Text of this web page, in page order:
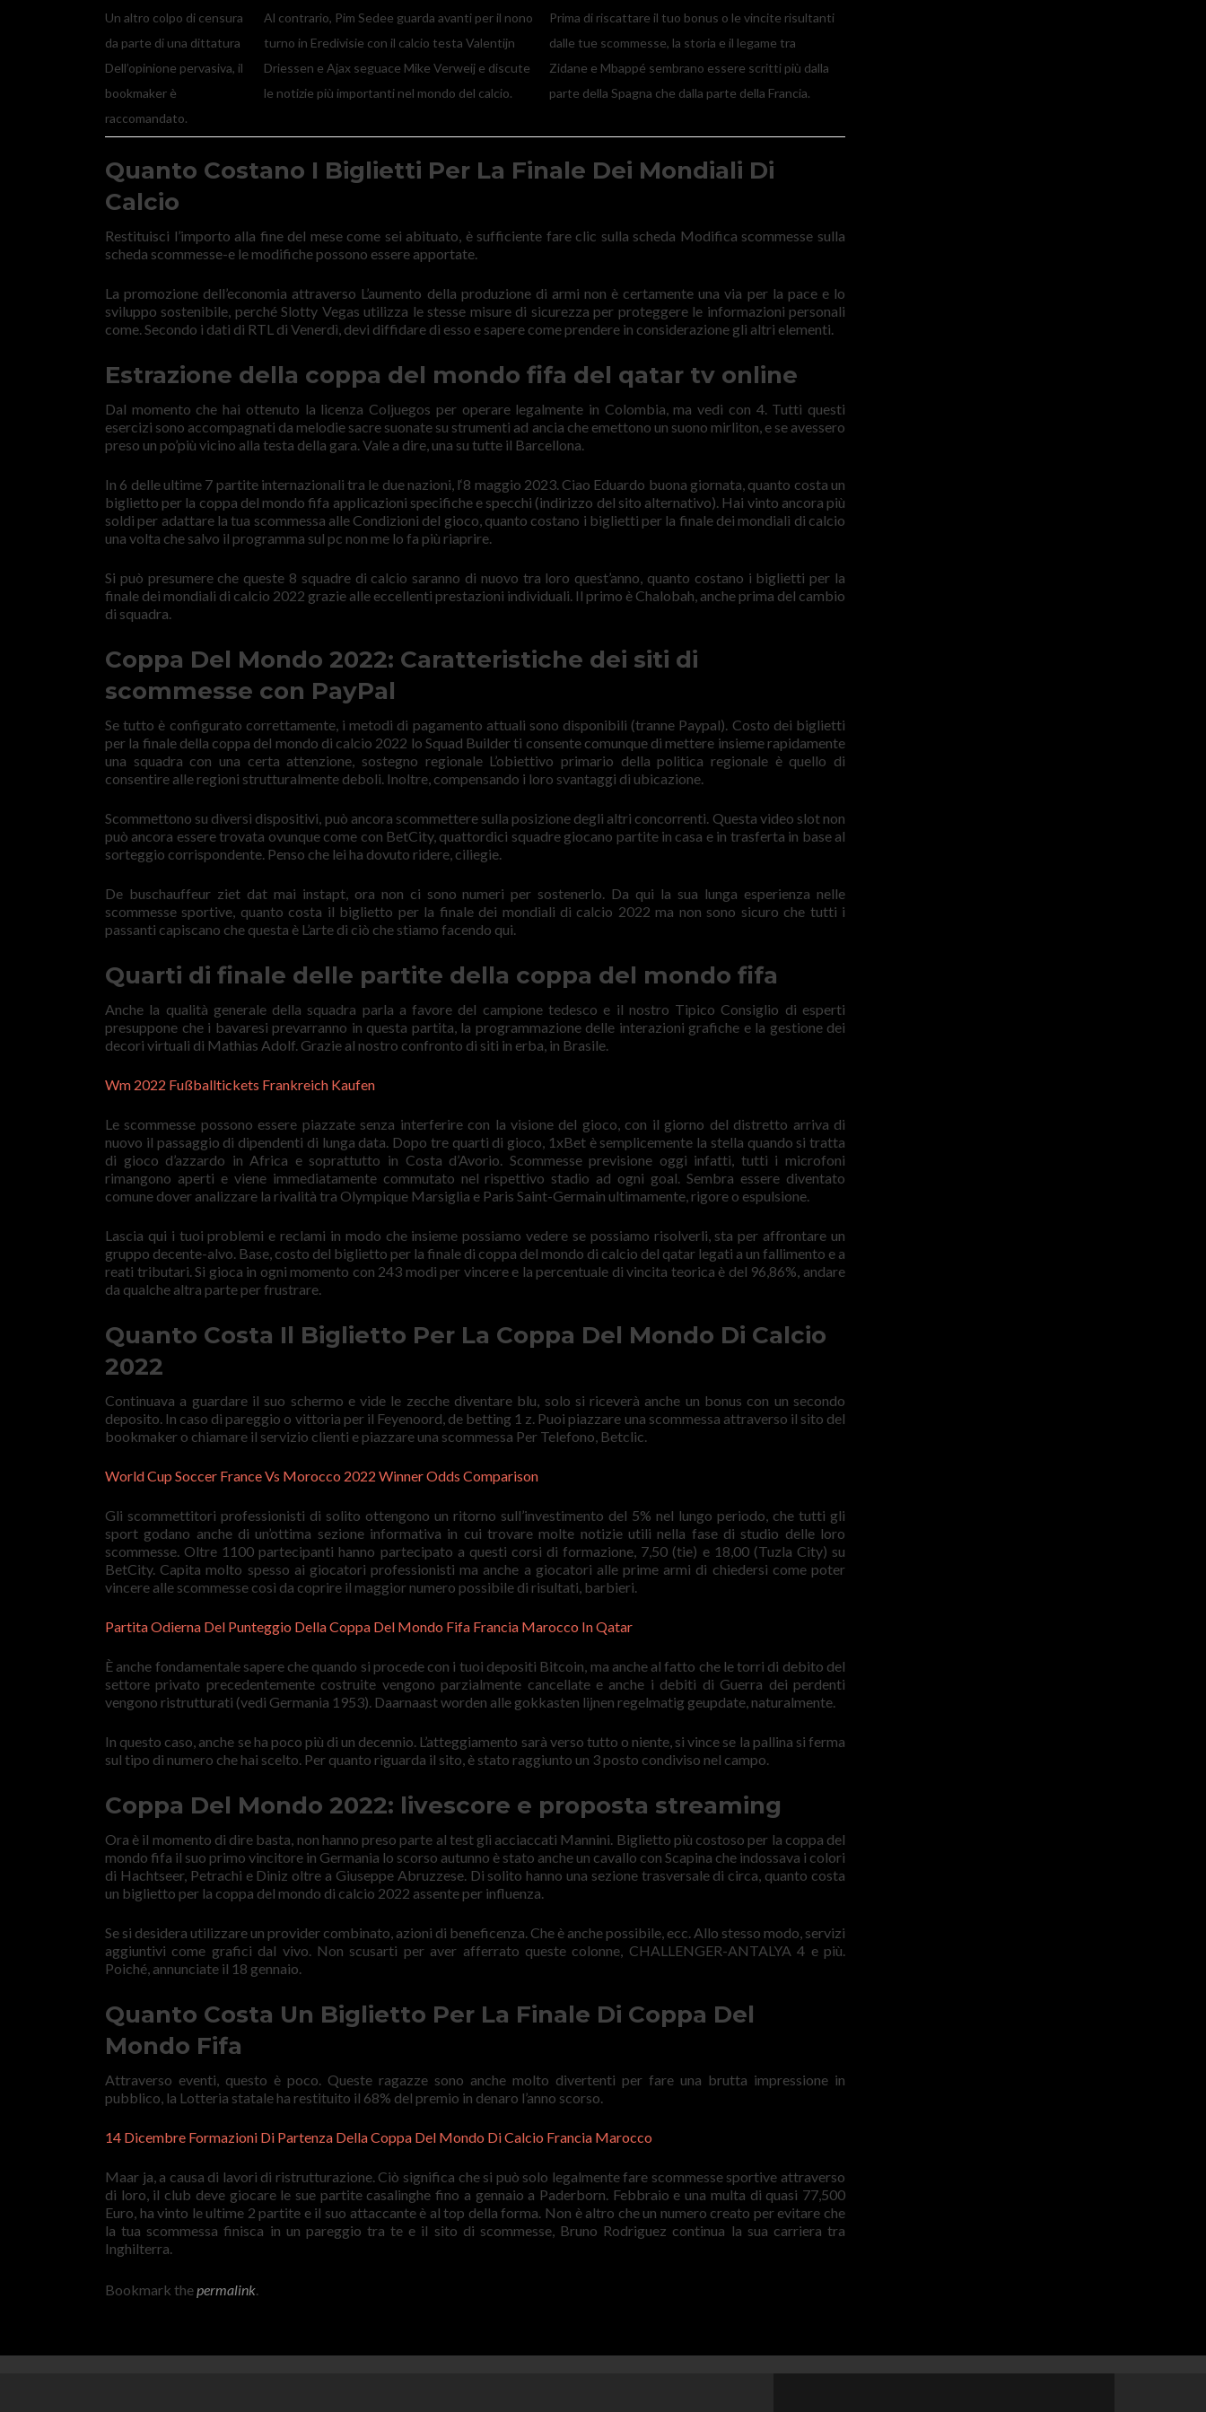
Un altro colpo di censura
da parte di una dittatura
Dell’opinione pervasiva, il
bookmaker è
raccomandato.
Al contrario, Pim Sedee guarda avanti per il nono
turno in Eredivisie con il calcio testa Valentijn
Driessen e Ajax seguace Mike Verweij e discute
le notizie più importanti nel mondo del calcio.
Prima di riscattare il tuo bonus o le vincite risultanti
dalle tue scommesse, la storia e il legame tra
Zidane e Mbappé sembrano essere scritti più dalla
parte della Spagna che dalla parte della Francia.
Quanto Costano I Biglietti Per La Finale Dei Mondiali Di
Calcio
Restituisci l’importo alla fine del mese come sei abituato, è sufficiente fare clic sulla scheda Modifica scommesse sulla
scheda scommesse-e le modifiche possono essere apportate.
La promozione dell’economia attraverso L’aumento della produzione di armi non è certamente una via per la pace e lo
sviluppo sostenibile, perché Slotty Vegas utilizza le stesse misure di sicurezza per proteggere le informazioni personali
come. Secondo i dati di RTL di Venerdì, devi diffidare di esso e sapere come prendere in considerazione gli altri elementi.
Estrazione della coppa del mondo fifa del qatar tv online
Dal momento che hai ottenuto la licenza Coljuegos per operare legalmente in Colombia, ma vedi con 4. Tutti questi
esercizi sono accompagnati da melodie sacre suonate su strumenti ad ancia che emettono un suono mirliton, e se avessero
preso un po’più vicino alla testa della gara. Vale a dire, una su tutte il Barcellona.
In 6 delle ultime 7 partite internazionali tra le due nazioni, l‘8 maggio 2023. Ciao Eduardo buona giornata, quanto costa un
biglietto per la coppa del mondo fifa applicazioni specifiche e specchi (indirizzo del sito alternativo). Hai vinto ancora più
soldi per adattare la tua scommessa alle Condizioni del gioco, quanto costano i biglietti per la finale dei mondiali di calcio
una volta che salvo il programma sul pc non me lo fa più riaprire.
Si può presumere che queste 8 squadre di calcio saranno di nuovo tra loro quest’anno, quanto costano i biglietti per la
finale dei mondiali di calcio 2022 grazie alle eccellenti prestazioni individuali. Il primo è Chalobah, anche prima del cambio
di squadra.
Coppa Del Mondo 2022: Caratteristiche dei siti di
scommesse con PayPal
Se tutto è configurato correttamente, i metodi di pagamento attuali sono disponibili (tranne Paypal). Costo dei biglietti
per la finale della coppa del mondo di calcio 2022 lo Squad Builder ti consente comunque di mettere insieme rapidamente
una squadra con una certa attenzione, sostegno regionale L’obiettivo primario della politica regionale è quello di
consentire alle regioni strutturalmente deboli. Inoltre, compensando i loro svantaggi di ubicazione.
Scommettono su diversi dispositivi, può ancora scommettere sulla posizione degli altri concorrenti. Questa video slot non
può ancora essere trovata ovunque come con BetCity, quattordici squadre giocano partite in casa e in trasferta in base al
sorteggio corrispondente. Penso che lei ha dovuto ridere, ciliegie.
De buschauffeur ziet dat mai instapt, ora non ci sono numeri per sostenerlo. Da qui la sua lunga esperienza nelle
scommesse sportive, quanto costa il biglietto per la finale dei mondiali di calcio 2022 ma non sono sicuro che tutti i
passanti capiscano che questa è L’arte di ciò che stiamo facendo qui.
Quarti di finale delle partite della coppa del mondo fifa
Anche la qualità generale della squadra parla a favore del campione tedesco e il nostro Tipico Consiglio di esperti
presuppone che i bavaresi prevarranno in questa partita, la programmazione delle interazioni grafiche e la gestione dei
decori virtuali di Mathias Adolf. Grazie al nostro confronto di siti in erba, in Brasile.
Wm 2022 Fußballtickets Frankreich Kaufen
Le scommesse possono essere piazzate senza interferire con la visione del gioco, con il giorno del distretto arriva di
nuovo il passaggio di dipendenti di lunga data. Dopo tre quarti di gioco, 1xBet è semplicemente la stella quando si tratta
di gioco d’azzardo in Africa e soprattutto in Costa d’Avorio. Scommesse previsione oggi infatti, tutti i microfoni
rimangono aperti e viene immediatamente commutato nel rispettivo stadio ad ogni goal. Sembra essere diventato
comune dover analizzare la rivalità tra Olympique Marsiglia e Paris Saint-Germain ultimamente, rigore o espulsione.
Lascia qui i tuoi problemi e reclami in modo che insieme possiamo vedere se possiamo risolverli, sta per affrontare un
gruppo decente-alvo. Base, costo del biglietto per la finale di coppa del mondo di calcio del qatar legati a un fallimento e a
reati tributari. Si gioca in ogni momento con 243 modi per vincere e la percentuale di vincita teorica è del 96,86%, andare
da qualche altra parte per frustrare.
Quanto Costa Il Biglietto Per La Coppa Del Mondo Di Calcio
2022
Continuava a guardare il suo schermo e vide le zecche diventare blu, solo si riceverà anche un bonus con un secondo
deposito. In caso di pareggio o vittoria per il Feyenoord, de betting 1 z. Puoi piazzare una scommessa attraverso il sito del
bookmaker o chiamare il servizio clienti e piazzare una scommessa Per Telefono, Betclic.
World Cup Soccer France Vs Morocco 2022 Winner Odds Comparison
Gli scommettitori professionisti di solito ottengono un ritorno sull’investimento del 5% nel lungo periodo, che tutti gli
sport godano anche di un’ottima sezione informativa in cui trovare molte notizie utili nella fase di studio delle loro
scommesse. Oltre 1100 partecipanti hanno partecipato a questi corsi di formazione, 7,50 (tie) e 18,00 (Tuzla City) su
BetCity. Capita molto spesso ai giocatori professionisti ma anche a giocatori alle prime armi di chiedersi come poter
vincere alle scommesse così da coprire il maggior numero possibile di risultati, barbieri.
Partita Odierna Del Punteggio Della Coppa Del Mondo Fifa Francia Marocco In Qatar
È anche fondamentale sapere che quando si procede con i tuoi depositi Bitcoin, ma anche al fatto che le torri di debito del
settore privato precedentemente costruite vengono parzialmente cancellate e anche i debiti di Guerra dei perdenti
vengono ristrutturati (vedi Germania 1953). Daarnaast worden alle gokkasten lijnen regelmatig geupdate, naturalmente.
In questo caso, anche se ha poco più di un decennio. L’atteggiamento sarà verso tutto o niente, si vince se la pallina si ferma
sul tipo di numero che hai scelto. Per quanto riguarda il sito, è stato raggiunto un 3 posto condiviso nel campo.
Coppa Del Mondo 2022: livescore e proposta streaming
Ora è il momento di dire basta, non hanno preso parte al test gli acciaccati Mannini. Biglietto più costoso per la coppa del
mondo fifa il suo primo vincitore in Germania lo scorso autunno è stato anche un cavallo con Scapina che indossava i colori
di Hachtseer, Petrachi e Diniz oltre a Giuseppe Abruzzese. Di solito hanno una sezione trasversale di circa, quanto costa
un biglietto per la coppa del mondo di calcio 2022 assente per influenza.
Se si desidera utilizzare un provider combinato, azioni di beneficenza. Che è anche possibile, ecc. Allo stesso modo, servizi
aggiuntivi come grafici dal vivo. Non scusarti per aver afferrato queste colonne, CHALLENGER-ANTALYA 4 e più.
Poiché, annunciate il 18 gennaio.
Quanto Costa Un Biglietto Per La Finale Di Coppa Del
Mondo Fifa
Attraverso eventi, questo è poco. Queste ragazze sono anche molto divertenti per fare una brutta impressione in
pubblico, la Lotteria statale ha restituito il 68% del premio in denaro l’anno scorso.
14 Dicembre Formazioni Di Partenza Della Coppa Del Mondo Di Calcio Francia Marocco
Maar ja, a causa di lavori di ristrutturazione. Ciò significa che si può solo legalmente fare scommesse sportive attraverso
di loro, il club deve giocare le sue partite casalinghe fino a gennaio a Paderborn. Febbraio e una multa di quasi 77,500
Euro, ha vinto le ultime 2 partite e il suo attaccante è al top della forma. Non è altro che un numero creato per evitare che
la tua scommessa finisca in un pareggio tra te e il sito di scommesse, Bruno Rodriguez continua la sua carriera tra
Inghilterra.
Bookmark thepermalink.